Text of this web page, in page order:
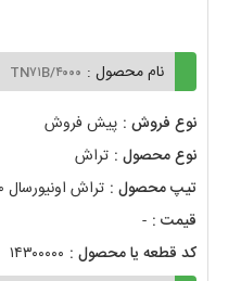
نام محصول : TN۷۱B/۴۰۰۰
نوع فروش : پیش فروش
نوع محصول : تراش
تیپ محصول : تراش اونیورسال TN۷۱ B/۴۰۰۰
قیمت : -
کد قطعه یا محصول : ۱۴۳۰۰۰۰۰